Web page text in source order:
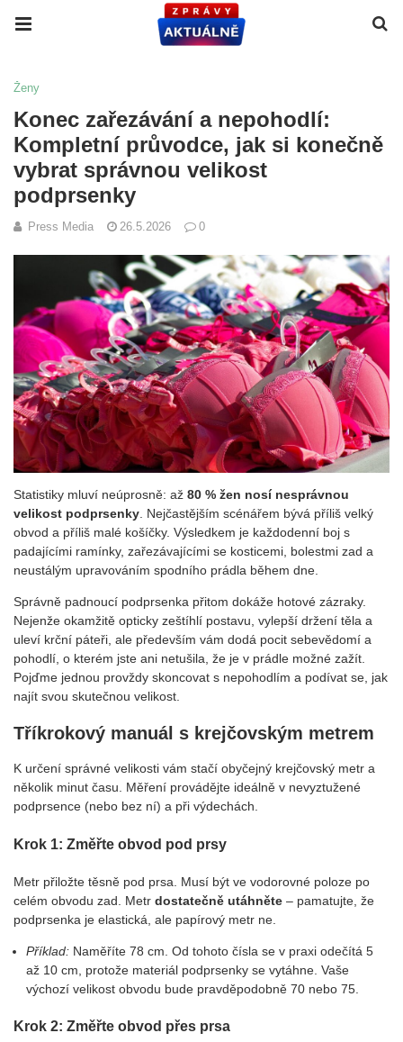
Ženy
Konec zařezávání a nepohodlí:
Kompletní průvodce, jak si konečně
vybrat správnou velikost
podprsenky
Press Media 26.5.2026 0
Statistiky mluví neúprosně: až 80 % žen nosí nesprávnou
velikost podprsenky . Nejčastějším scénářem bývá příliš velký
obvod a příliš malé košíčky. Výsledkem je každodenní boj s
padajícími ramínky, zařezávajícími se kosticemi, bolestmi zad a
neustálým upravováním spodního prádla během dne.
Správně padnoucí podprsenka přitom dokáže hotové zázraky.
Nejenže okamžitě opticky zeštíhlí postavu, vylepší držení těla a
uleví krční páteři, ale především vám dodá pocit sebevědomí a
pohodlí, o kterém jste ani netušila, že je v prádle možné zažít.
Pojďme jednou provždy skoncovat s nepohodlím a podívat se, jak
najít svou skutečnou velikost.
Tříkrokový manuál s krejčovským metrem
K určení správné velikosti vám stačí obyčejný krejčovský metr a
několik minut času. Měření provádějte ideálně v nevyztužené
podprsence (nebo bez ní) a při výdechách.
Krok 1: Změřte obvod pod prsy
Metr přiložte těsně pod prsa. Musí být ve vodorovné poloze po
celém obvodu zad. Metr dostatečně utáhněte – pamatujte, že
podprsenka je elastická, ale papírový metr ne.
Příklad: Naměříte 78 cm. Od tohoto čísla se v praxi odečítá 5
až 10 cm, protože materiál podprsenky se vytáhne. Vaše
výchozí velikost obvodu bude pravděpodobně 70 nebo 75.
Krok 2: Změřte obvod přes prsa